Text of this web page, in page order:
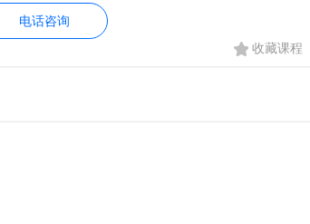
电话咨询
收藏课程